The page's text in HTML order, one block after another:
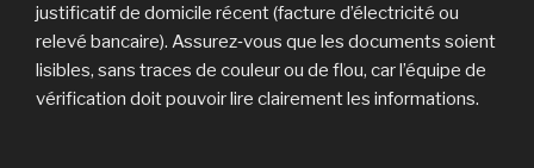
justificatif de domicile récent (facture d’électricité ou
relevé bancaire). Assurez‑vous que les documents soient
lisibles, sans traces de couleur ou de flou, car l’équipe de
vérification doit pouvoir lire clairement les informations.